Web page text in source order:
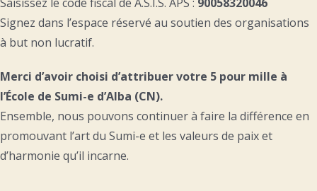
Signez dans l’espace réservé au soutien des organisations
à but non lucratif.
Merci d’avoir choisi d’attribuer votre 5 pour mille à
l’École de Sumi-e d’Alba (CN).
Ensemble, nous pouvons continuer à faire la différence en
promouvant l’art du Sumi-e et les valeurs de paix et
d’harmonie qu’il incarne.